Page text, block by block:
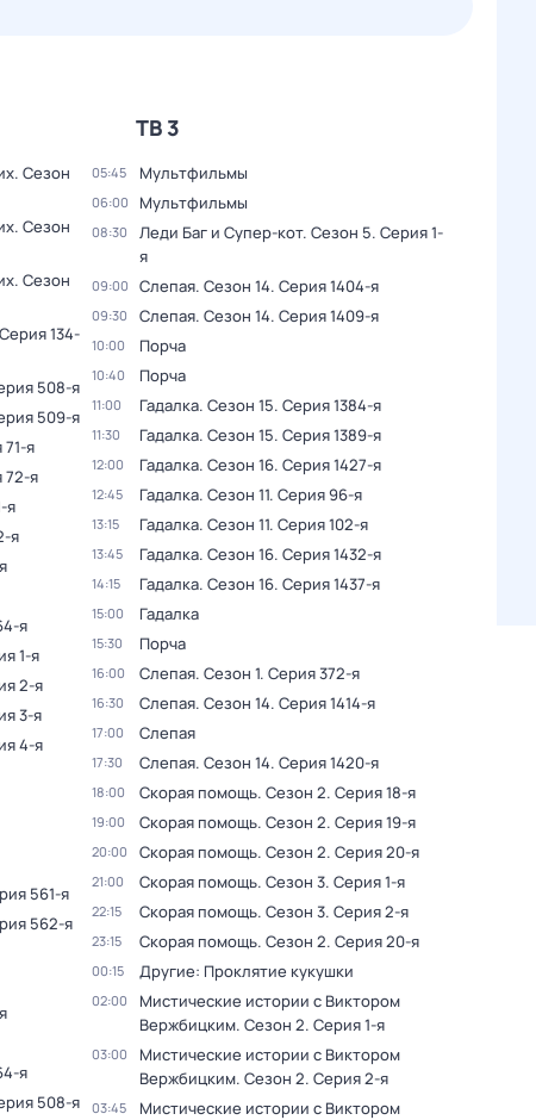
. Сезон
. Сезон
. Сезон
134-
508-я
509-я
я
72-я
я
я
я
1-я
2-я
3-я
4-я
561-я
562-я
я
508-я
ТВ 3
05:45 Мультфильмы
06:00 Мультфильмы
08:30 Леди Баг и Супер-кот. Сезон 5. Серия 1-
я
09:00 Слепая. Сезон 14. Серия 1404-я
09:30 Слепая. Сезон 14. Серия 1409-я
10:00 Порча
10:40 Порча
11:00 Гадалка. Сезон 15. Серия 1384-я
11:30 Гадалка. Сезон 15. Серия 1389-я
12:00 Гадалка. Сезон 16. Серия 1427-я
12:45 Гадалка. Сезон 11. Серия 96-я
13:15 Гадалка. Сезон 11. Серия 102-я
13:45 Гадалка. Сезон 16. Серия 1432-я
14:15 Гадалка. Сезон 16. Серия 1437-я
15:00 Гадалка
15:30 Порча
16:00 Слепая. Сезон 1. Серия 372-я
16:30 Слепая. Сезон 14. Серия 1414-я
17:00 Слепая
17:30 Слепая. Сезон 14. Серия 1420-я
18:00 Скорая помощь. Сезон 2. Серия 18-я
19:00 Скорая помощь. Сезон 2. Серия 19-я
20:00 Скорая помощь. Сезон 2. Серия 20-я
21:00 Скорая помощь. Сезон 3. Серия 1-я
22:15 Скорая помощь. Сезон 3. Серия 2-я
23:15 Скорая помощь. Сезон 2. Серия 20-я
00:15 Другие: Проклятие кукушки
02:00
Мистические истории с Виктором
Вержбицким. Сезон 2. Серия 1-я
03:00
Мистические истории с Виктором
Вержбицким. Сезон 2. Серия 2-я
03:45
Мистические истории с Виктором